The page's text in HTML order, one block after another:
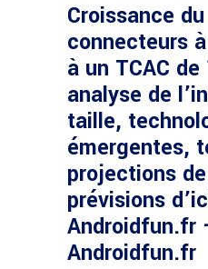
Croissance
connecteurs
à un TCAC de
analyse de
taille,
émergentes,
projections
prévisions
Androidfun.fr
Androidfun.fr